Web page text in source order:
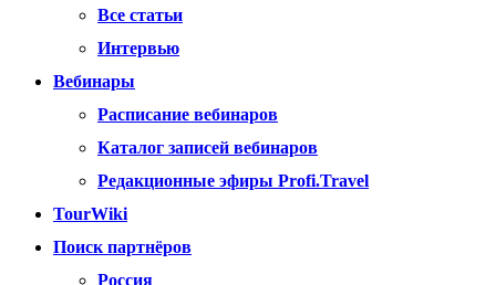
Все статьи
Интервью
Вебинары
Расписание вебинаров
Каталог записей вебинаров
Редакционные эфиры Profi.Travel
TourWiki
Поиск партнёров
Россия